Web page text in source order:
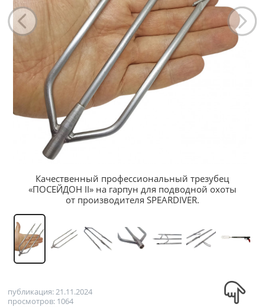
Качественный профессиональный трезубец
«ПОСЕЙДОН II» на гарпун для подводной охоты
от производителя SPEARDIVER.
публикация: 21.11.2024
просмотров: 1064